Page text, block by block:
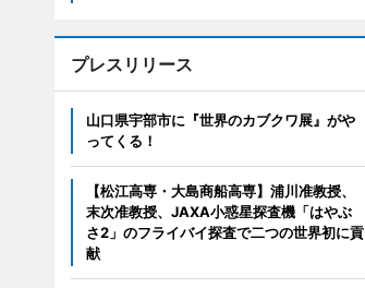
プレスリリース
山口県宇部市に『世界のカブクワ展』がや
ってくる！
【松江高専・大島商船高専】浦川准教授、
末次准教授、JAXA小惑星探査機「はやぶ
さ2」のフライバイ探査で二つの世界初に貢
献